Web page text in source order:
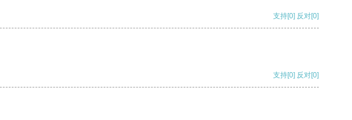
支持[0] 反对[0]
支持[0] 反对[0]